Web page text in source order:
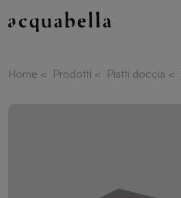
Home < Prodotti < Piatti doccia <